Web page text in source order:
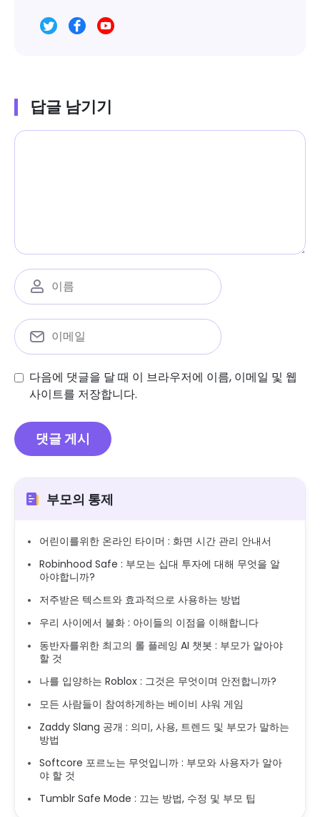
답글 남기기
다음에 댓글을 달 때 이 브라우저에 이름, 이메일 및 웹
사이트를 저장합니다.
부모의 통제
어린이를위한 온라인 타이머 : 화면 시간 관리 안내서
Robinhood Safe : 부모는 십대 투자에 대해 무엇을 알
아야합니까?
저주받은 텍스트와 효과적으로 사용하는 방법
우리 사이에서 불화 : 아이들의 이점을 이해합니다
동반자를위한 최고의 롤 플레잉 AI 챗봇 : 부모가 알아야
할 것
나를 입양하는 Roblox : 그것은 무엇이며 안전합니까?
모든 사람들이 참여하게하는 베이비 샤워 게임
Zaddy Slang 공개 : 의미, 사용, 트렌드 및 부모가 말하는
방법
Softcore 포르노는 무엇입니까 : 부모와 사용자가 알아
야 할 것
Tumblr Safe Mode : 끄는 방법, 수정 및 부모 팁